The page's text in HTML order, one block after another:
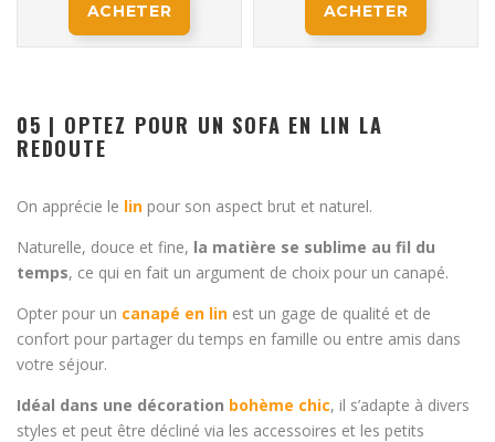
ACHETER ACHETER
05 | OPTEZ POUR UN SOFA EN LIN LA
REDOUTE
On apprécie le lin pour son aspect brut et naturel.
Naturelle, douce et fine, la matière se sublime au fil du
temps, ce qui en fait un argument de choix pour un canapé.
Opter pour un canapé en lin est un gage de qualité et de
confort pour partager du temps en famille ou entre amis dans
votre séjour.
Idéal dans une décoration bohème chic, il s’adapte à divers
styles et peut être décliné via les accessoires et les petits